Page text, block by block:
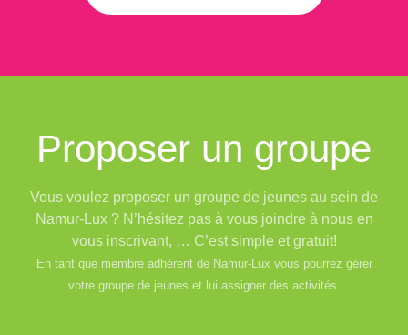
Proposer un groupe
Vous voulez proposer un groupe de jeunes au sein de
Namur-Lux ? N’hésitez pas à vous joindre à nous en
vous inscrivant, … C’est simple et gratuit!
En tant que membre adhérent de Namur-Lux vous pourrez gérer
votre groupe de jeunes et lui assigner des activités.